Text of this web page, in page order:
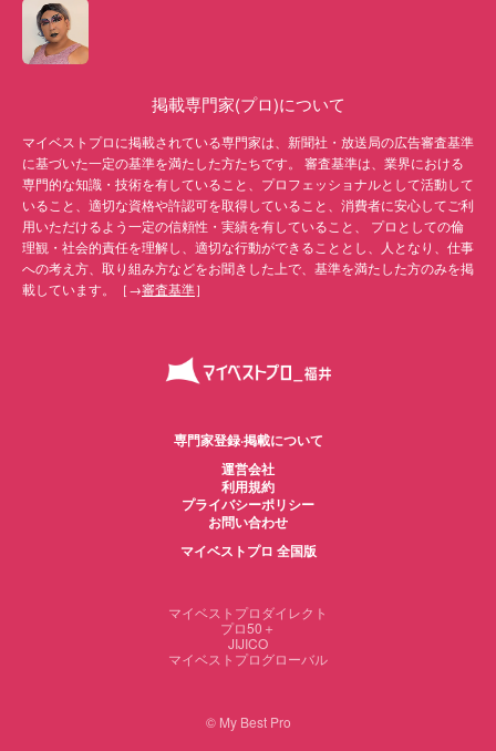
掲載専門家(プロ)について
マイベストプロに掲載されている専門家は、新聞社・放送局の広告審査基準
に基づいた一定の基準を満たした方たちです。 審査基準は、業界における
専門的な知識・技術を有していること、プロフェッショナルとして活動して
いること、適切な資格や許認可を取得していること、消費者に安心してご利
用いただけるよう一定の信頼性・実績を有していること、 プロとしての倫
理観・社会的責任を理解し、適切な行動ができることとし、人となり、仕事
への考え方、取り組み方などをお聞きした上で、基準を満たした方のみを掲
載しています。［→審査基準］
専門家登録·掲載について
運営会社
利用規約
プライバシーポリシー
お問い合わせ
マイベストプロ 全国版
マイベストプロダイレクト
プロ50＋
JIJICO
マイベストプログローバル
© My Best Pro